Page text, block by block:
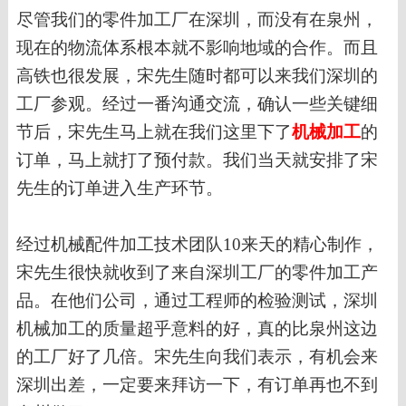
尽管我们的零件加工厂在深圳，而没有在泉州，
现在的物流体系根本就不影响地域的合作。而且
高铁也很发展，宋先生随时都可以来我们深圳的
工厂参观。经过一番沟通交流，确认一些关键细
节后，宋先生马上就在我们这里下了机械加工的
订单，马上就打了预付款。我们当天就安排了宋
先生的订单进入生产环节。
经过机械配件加工技术团队10来天的精心制作，
宋先生很快就收到了来自深圳工厂的零件加工产
品。在他们公司 ，通过工程师的检验测试， 深圳
机械加工的质量超乎意料的好，真的比泉州这边
的工厂好了几倍。宋先生向我们表示，有机会来
深圳出差，一定要来拜访一下，有订单再也不到